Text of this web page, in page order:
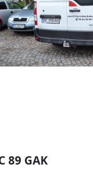
89 GAK